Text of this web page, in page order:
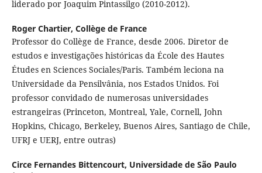
liderado por Joaquim Pintassilgo (2010-2012).
Roger Chartier, Collège de France
Professor do Collège de France, desde 2006. Diretor de
estudos e investigações históricas da École des Hautes
Études en Sciences Sociales/Paris. Também leciona na
Universidade da Pensilvânia, nos Estados Unidos. Foi
professor convidado de numerosas universidades
estrangeiras (Princeton, Montreal, Yale, Cornell, John
Hopkins, Chicago, Berkeley, Buenos Aires, Santiago de Chile,
UFRJ e UERJ, entre outras)
Circe Fernandes Bittencourt, Universidade de São Paulo